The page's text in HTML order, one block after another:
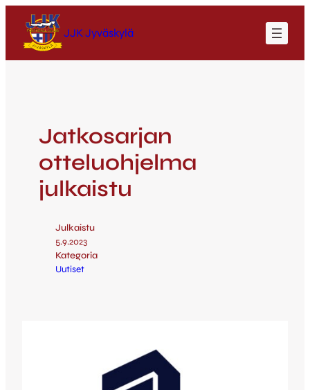
JJK Jyväskylä
Jatkosarjan
otteluohjelma
julkaistu
Julkaistu
5.9.2023
Kategoria
Uutiset